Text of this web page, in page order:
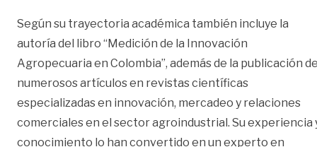
Según su trayectoria académica también incluye la
autoría del libro “Medición de la Innovación
Agropecuaria en Colombia”, además de la publicación
numerosos artículos en revistas científicas
especializadas en innovación, mercadeo y relaciones
comerciales en el sector agroindustrial. Su experiencia
conocimiento lo han convertido en un experto en